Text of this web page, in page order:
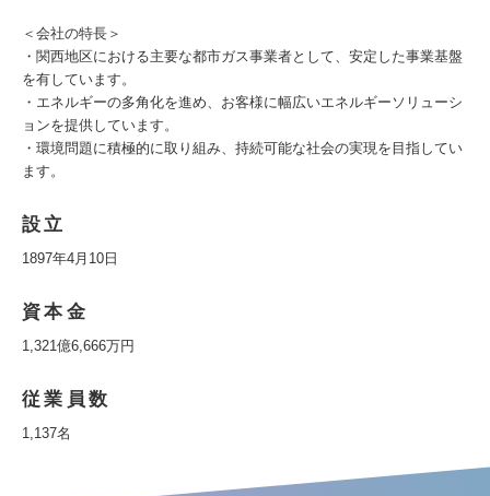
＜会社の特長＞
・関西地区における主要な都市ガス事業者として、安定した事業基盤
を有しています。
・エネルギーの多角化を進め、お客様に幅広いエネルギーソリューシ
ョンを提供しています。
・環境問題に積極的に取り組み、持続可能な社会の実現を目指してい
ます。
設立
1897年4月10日
資本金
1,321億6,666万円
従業員数
1,137名